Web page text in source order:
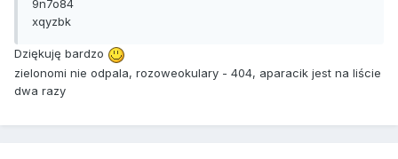
9n7o84
xqyzbk
Dziękuję bardzo
zielonomi nie odpala, rozoweokulary - 404, aparacik jest na liście
dwa razy